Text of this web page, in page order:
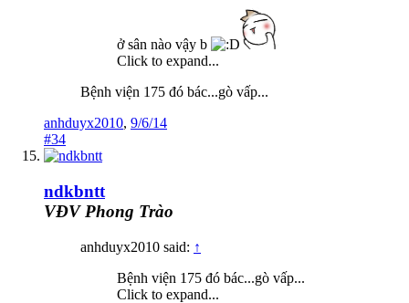
ở sân nào vậy b
Click to expand...
Bệnh viện 175 đó bác...gò vấp...
anhduyx2010, 9/6/14
#34
ndkbntt
VĐV Phong Trào
anhduyx2010 said: ↑
Bệnh viện 175 đó bác...gò vấp...
Click to expand...